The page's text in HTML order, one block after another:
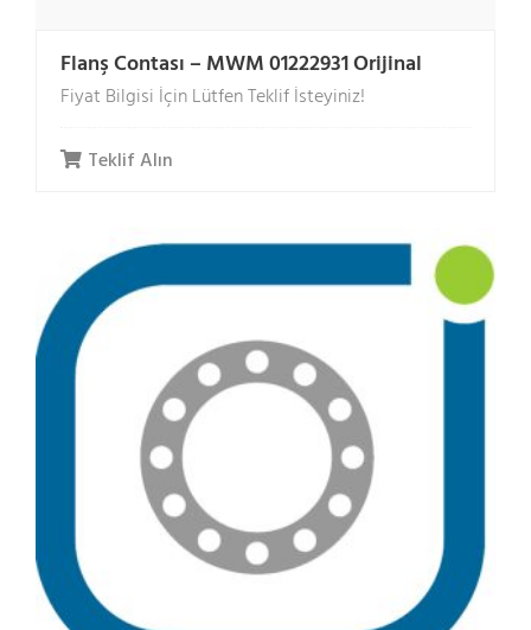
Flanş Contası – MWM 01222931 Orijinal
Fiyat Bilgisi İçin Lütfen Teklif İsteyiniz!
Teklif Alın